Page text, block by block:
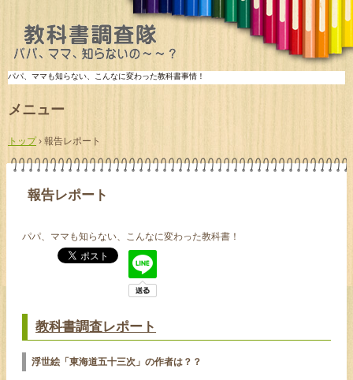
パパ、ママも知らない、こんなに変わった教科書事情！
メニュー
ン
ン
トップ › 報告レポート
報告レポート
パパ、ママも知らない、こんなに変わった教科書！
教科書調査レポート
浮世絵「東海道五十三次」の作者は？？